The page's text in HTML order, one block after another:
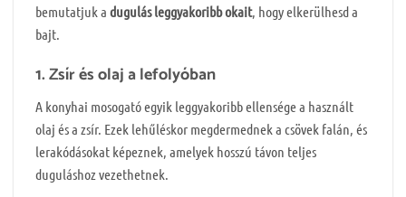
bemutatjuk a dugulás leggyakoribb okait, hogy elkerülhesd a
bajt.
1. Zsír és olaj a lefolyóban
A konyhai mosogató egyik leggyakoribb ellensége a használt
olaj és a zsír. Ezek lehűléskor megdermednek a csövek falán, és
lerakódásokat képeznek, amelyek hosszú távon teljes
duguláshoz vezethetnek.